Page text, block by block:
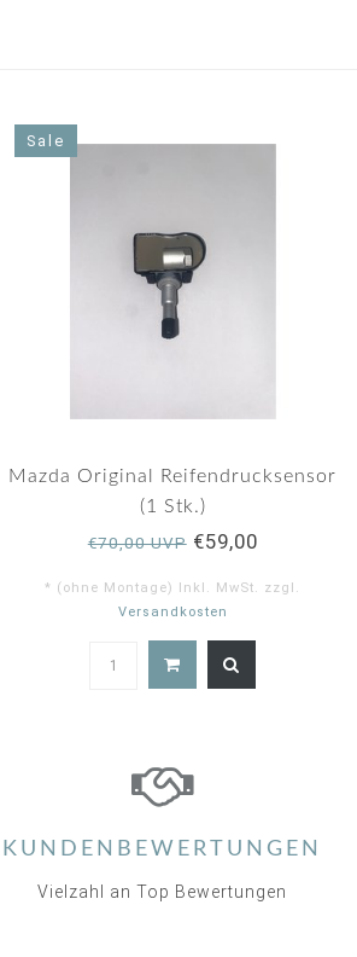
Sale
Mazda Original Reifendrucksensor
(1 Stk.)
€70,00 UVP€59,00
* (ohne Montage) Inkl. MwSt. zzgl.
Versandkosten
KUNDENBEWERTUNGEN
Vielzahl an Top Bewertungen